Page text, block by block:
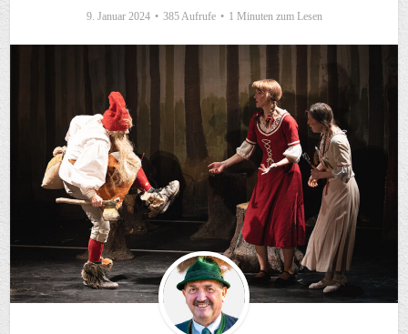
9. Januar 2024 385 Aufrufe 1 Minuten zum Lesen